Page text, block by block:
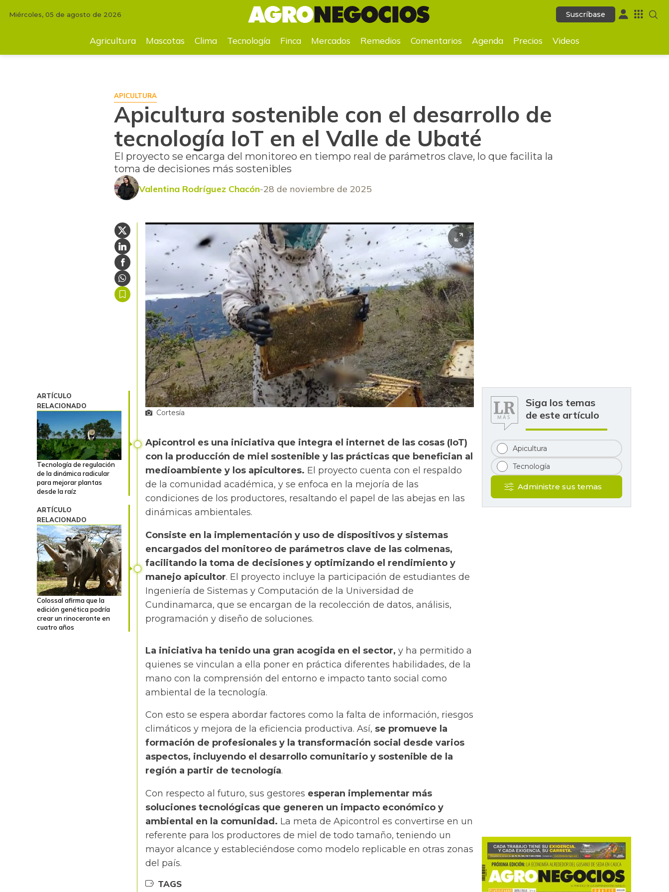
Suscríbase
Apicultura sostenible con el desarrollo de tecnología IoT en el Valle de Ubaté
Miércoles, 05 de agosto de 2026 Suscríbase
Agricultura Mascotas Clima Tecnología Finca Mercados Remedios Comentarios Agenda Precios Videos
APICULTURA
Apicultura sostenible con el desarrollo de
tecnología IoT en el Valle de Ubaté
El proyecto se encarga del monitoreo en tiempo real de parámetros clave, lo que facilita la
toma de decisiones más sostenibles
Valentina Rodríguez Chacón 28 de noviembre de 2025
Cortesía
ARTÍCULO
RELACIONADO
Tecnología de regulación
de la dinámica radicular
para mejorar plantas
desde la raíz
Apicontrol es una iniciativa que integra el internet de las cosas (IoT)
con la producción de miel sostenible y las prácticas que benefician al
medioambiente y los apicultores. El proyecto cuenta con el respaldo
de la comunidad académica, y se enfoca en la mejoría de las
condiciones de los productores, resaltando el papel de las abejas en las
dinámicas ambientales.
ARTÍCULO
RELACIONADO
Colossal afirma que la
edición genética podría
crear un rinoceronte en
cuatro años
Consiste en la implementación y uso de dispositivos y sistemas
encargados del monitoreo de parámetros clave de las colmenas,
facilitando la toma de decisiones y optimizando el rendimiento y
manejo apicultor. El proyecto incluye la participación de estudiantes de
Ingeniería de Sistemas y Computación de la Universidad de
Cundinamarca, que se encargan de la recolección de datos, análisis,
programación y diseño de soluciones.
La iniciativa ha tenido una gran acogida en el sector, y ha permitido a
quienes se vinculan a ella poner en práctica diferentes habilidades, de la
mano con la comprensión del entorno e impacto tanto social como
ambiental de la tecnología.
Con esto se espera abordar factores como la falta de información, riesgos
climáticos y mejora de la eficiencia productiva. Así, se promueve la
formación de profesionales y la transformación social desde varios
aspectos, incluyendo el desarrollo comunitario y sostenible de la
región a partir de tecnología.
Con respecto al futuro, sus gestores esperan implementar más
soluciones tecnológicas que generen un impacto económico y
ambiental en la comunidad. La meta de Apicontrol es convertirse en un
referente para los productores de miel de todo tamaño, teniendo un
mayor alcance y estableciéndose como modelo replicable en otras zonas
del país.
TAGS
Siga los temas
de este artículo
Apicultura
Tecnología
Administre sus temas